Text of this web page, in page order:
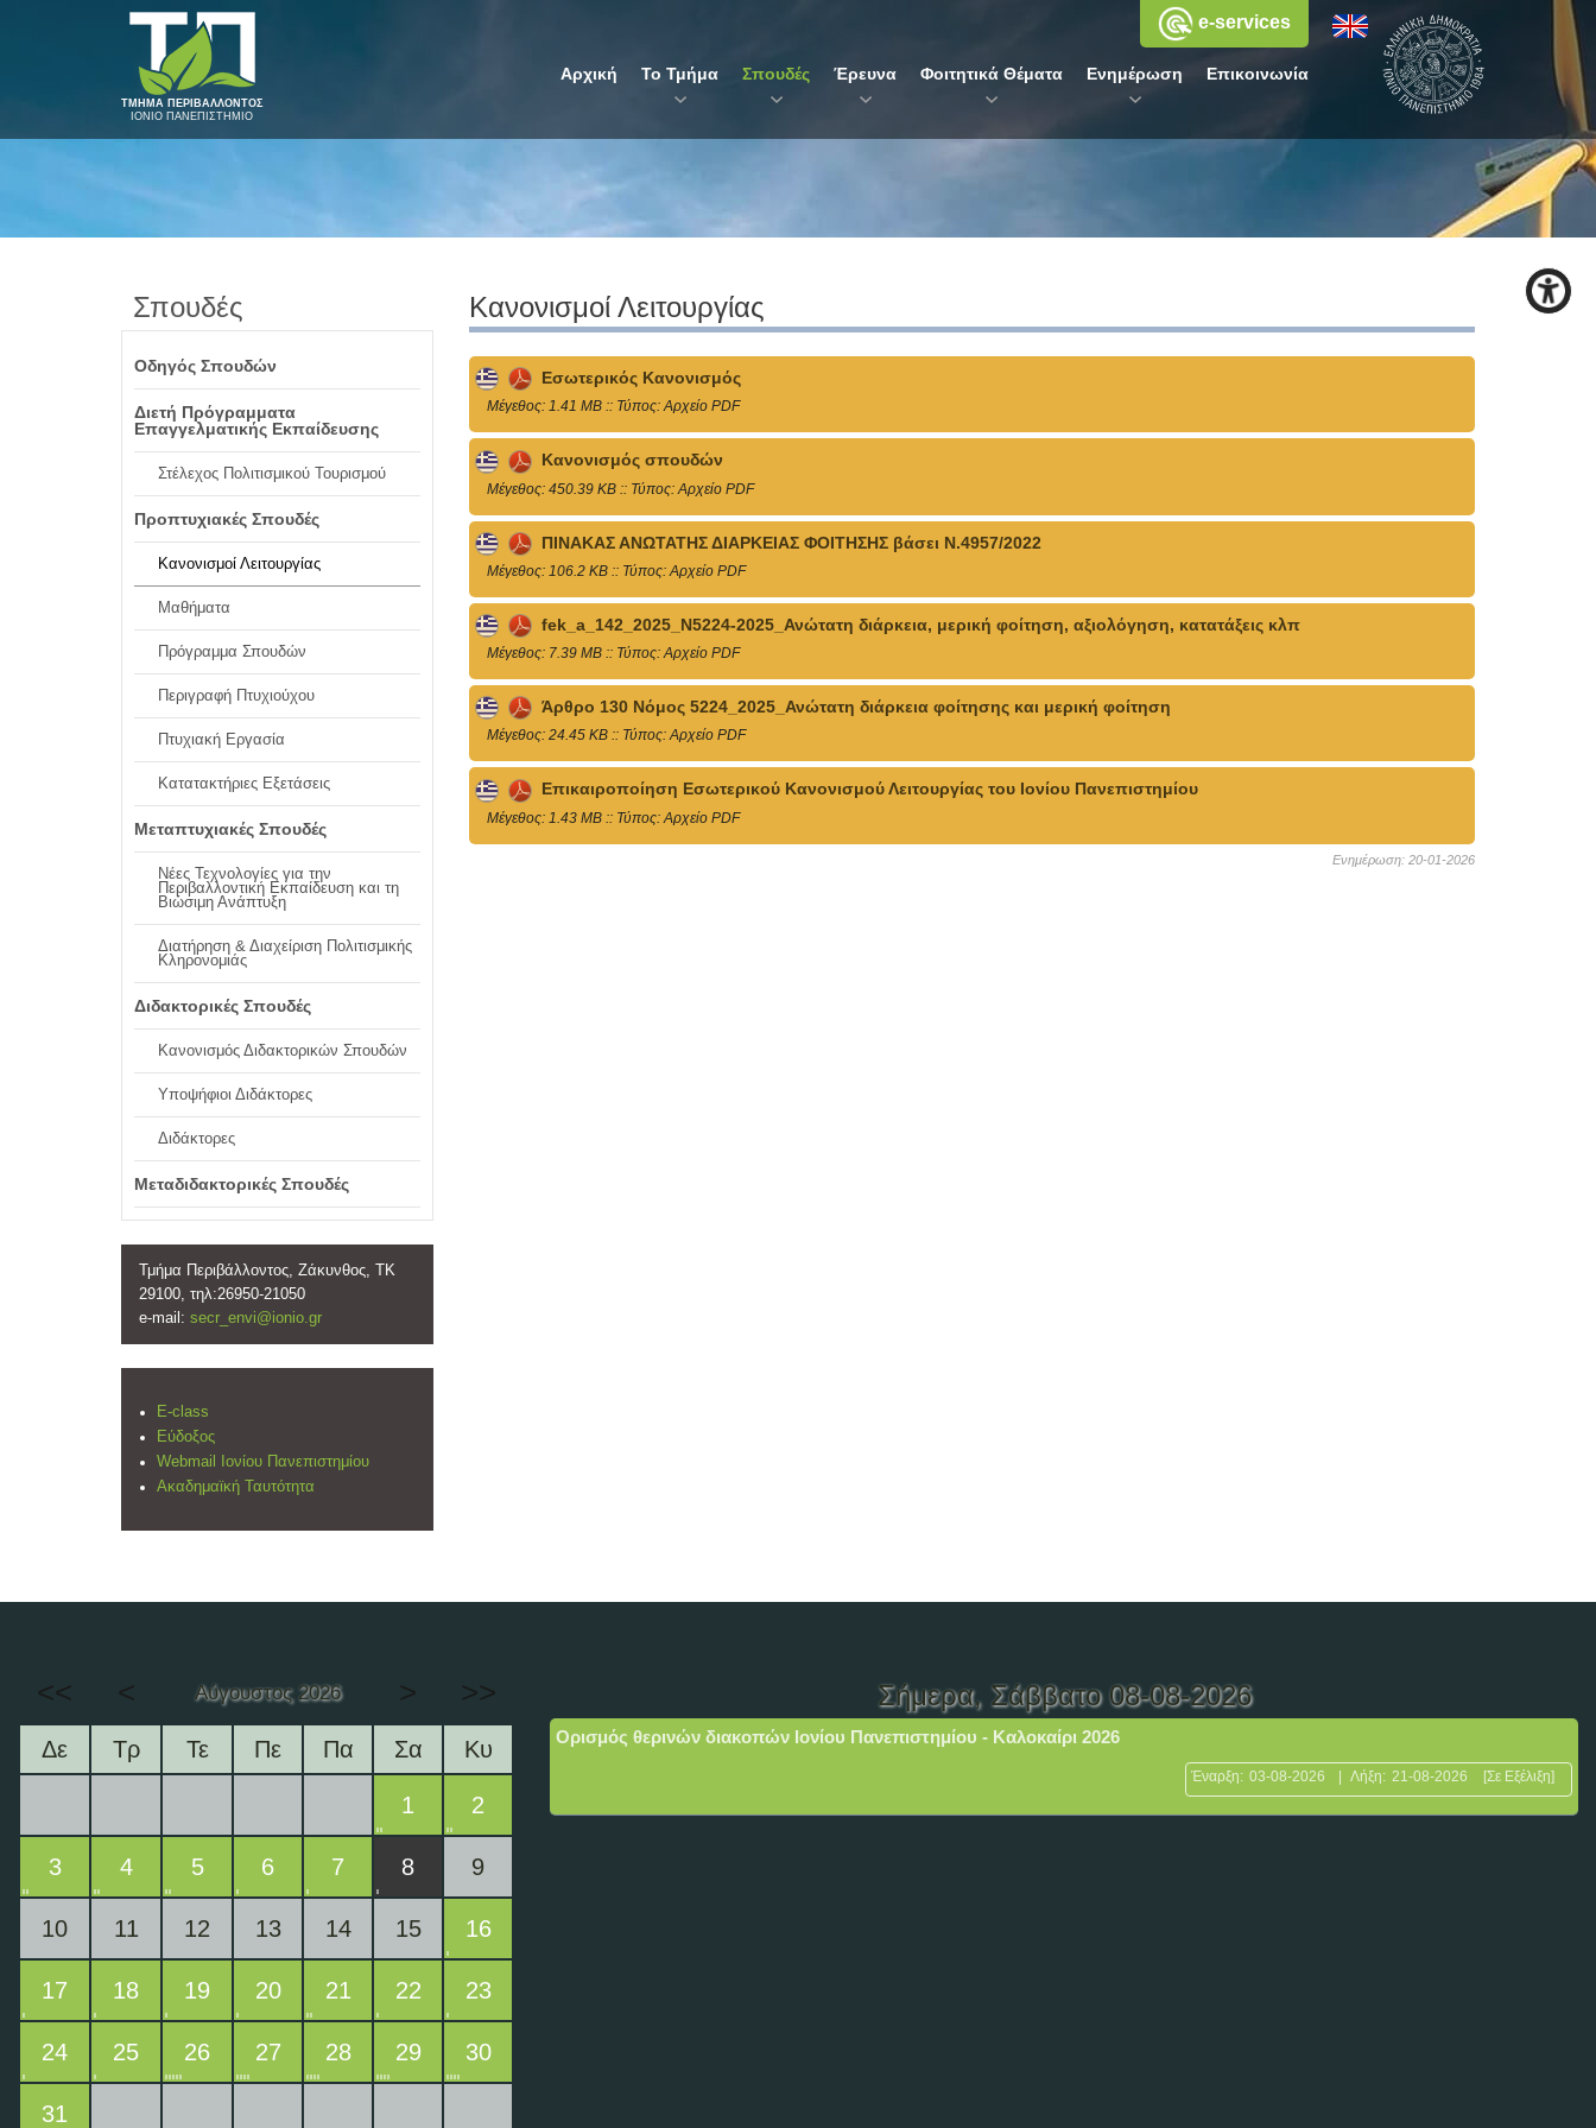
ΤΜΗΜΑ ΠΕΡΙΒΑΛΛΟΝΤΟΣ
ΙΟΝΙΟ ΠΑΝΕΠΙΣΤΗΜΙΟ
Αρχική Το Τμήμα Σπουδές Έρευνα Φοιτητικά Θέματα Ενημέρωση Επικοινωνία
e-services
Κανονισμοί Λειτουργίας
Εσωτερικός Κανονισμός
Mέγεθος: 1.41 MB :: Τύπος: Αρχείο PDF
Κανονισμός σπουδών
Mέγεθος: 450.39 KB :: Τύπος: Αρχείο PDF
ΠΙΝΑΚΑΣ ΑΝΩΤΑΤΗΣ ΔΙΑΡΚΕΙΑΣ ΦΟΙΤΗΣΗΣ βάσει Ν.4957/2022
Mέγεθος: 106.2 KB :: Τύπος: Αρχείο PDF
fek_a_142_2025_Ν5224-2025_Ανώτατη διάρκεια, μερική φοίτηση, αξιολόγηση, κατατάξεις κλπ
Mέγεθος: 7.39 MB :: Τύπος: Αρχείο PDF
Άρθρο 130 Νόμος 5224_2025_Ανώτατη διάρκεια φοίτησης και μερική φοίτηση
Mέγεθος: 24.45 KB :: Τύπος: Αρχείο PDF
Επικαιροποίηση Εσωτερικού Κανονισμού Λειτουργίας του Ιονίου Πανεπιστημίου
Mέγεθος: 1.43 MB :: Τύπος: Αρχείο PDF
Ενημέρωση: 20-01-2026
Σπουδές
Οδηγός Σπουδών
Διετή Πρόγραμματα
Επαγγελματικής Εκπαίδευσης
Στέλεχος Πολιτισμικού Τουρισμού
Προπτυχιακές Σπουδές
Κανονισμοί Λειτουργίας
Μαθήματα
Πρόγραμμα Σπουδών
Περιγραφή Πτυχιούχου
Πτυχιακή Εργασία
Κατατακτήριες Εξετάσεις
Μεταπτυχιακές Σπουδές
Νέες Τεχνολογίες για την
Περιβαλλοντική Εκπαίδευση και τη
Βιώσιμη Ανάπτυξη
Διατήρηση & Διαχείριση Πολιτισμικής
Κληρονομιάς
Διδακτορικές Σπουδές
Κανονισμός Διδακτορικών Σπουδών
Υποψήφιοι Διδάκτορες
Διδάκτορες
Μεταδιδακτορικές Σπουδές
Τμήμα Περιβάλλοντος, Ζάκυνθος, ΤΚ
29100, τηλ:26950-21050
e-mail: secr_envi@ionio.gr
E-class
Εύδοξος
Webmail Ιονίου Πανεπιστημίου
Ακαδημαϊκή Ταυτότητα
<< < Αύγουστος 2026 > >>
Δε Τρ Τε Πε Πα Σα Κυ
1 2
3 4 5 6 7 8 9
10 11 12 13 14 15 16
17 18 19 20 21 22 23
24 25 26 27 28 29 30
31
Σήμερα, Σάββατο 08-08-2026
Ορισμός θερινών διακοπών Ιονίου Πανεπιστημίου - Καλοκαίρι 2026
Έναρξη: 03-08-2026 Λήξη: 21-08-2026 [Σε Εξέλιξη]